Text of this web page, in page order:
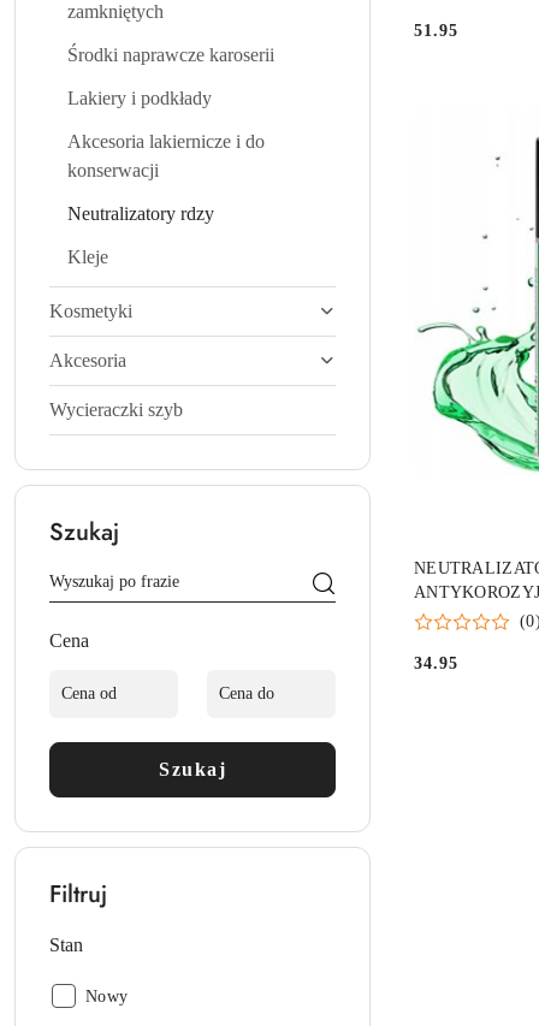
zamkniętych
Środki naprawcze karoserii
Lakiery i podkłady
Akcesoria lakiernicze i do
konserwacji
Neutralizatory rdzy
Kleje
Kosmetyki
Akcesoria
Wycieraczki szyb
Szukaj
Cena
Szukaj
Filtruj
Stan
Stan:
Nowy
Cena:
51.95
UNIWERSALNY
(0)
Cena:
34.95